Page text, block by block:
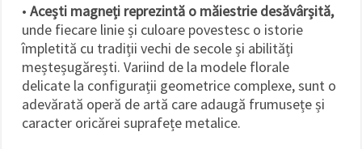
• Acești magneți reprezintă o măiestrie desăvârșită,
unde fiecare linie și culoare povestesc o istorie
împletită cu tradiții vechi de secole și abilități
meșteșugărești. Variind de la modele florale
delicate la configurații geometrice complexe, sunt o
adevărată operă de artă care adaugă frumusețe și
caracter oricărei suprafețe metalice.